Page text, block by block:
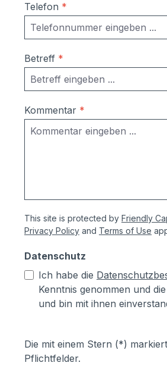
Telefon *
Betreff *
Kommentar *
This site is protected by Friendly
Privacy Policy and Terms of Use
Datenschutz
Ich habe die
Kenntnis genommen und die
und bin mit ihnen
Die mit einem Stern (*)
Pflichtfelder.